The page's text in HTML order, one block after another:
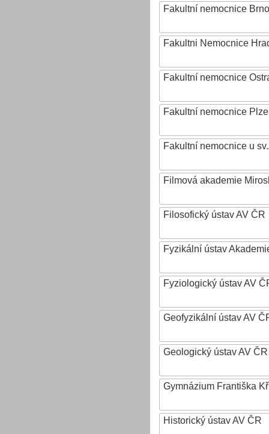
Fakultní nemocnice Brno
Fakultni Nemocnice
Fakultní nemocnice
Fakultní nemocnice
Fakultní nemocnice u
Filmová akademie
Filosofický ústav AV ČR
Fyzikální ústav
Fyziologický ústav AV
Geofyzikální ústav AV
Geologický ústav AV ČR
Gymnázium Františka
Historický ústav AV ČR